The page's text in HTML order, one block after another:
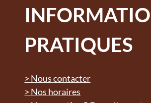
PRATIQUES
> Nous contacter
> Nos horaires